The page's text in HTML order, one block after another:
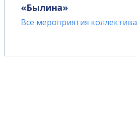
«Былина»
Все мероприятия коллектива